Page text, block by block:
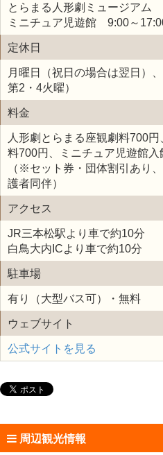
とらまる人形劇ミュージアム
ミニチュア児遊館 9:00～
定休日
月曜日（祝日の場合は翌日）
第2・4火曜）
料金
人形劇とらまる座観劇料700
料700円、ミニチュア児遊館入
（※セット券・団体割引あり
護者同伴）
アクセス
JR三本松駅より車で約10分
白鳥大内ICより車で約10分
駐車場
有り（大型バス可）・無料
ウェブサイト
公式サイトを見る
周辺観光情報